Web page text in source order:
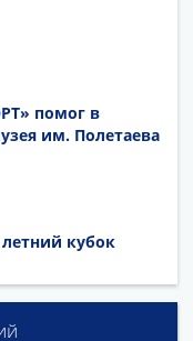
помог в
им. Полетаева
летний кубок